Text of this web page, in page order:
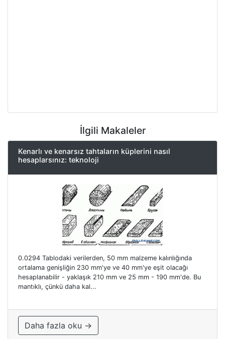
İlgili Makaleler
Kenarlı ve kenarsız tahtaların küplerini nasıl
hesaplarsınız: teknoloji
0.0294 Tablodaki verilerden, 50 mm malzeme kalınlığında
ortalama genişliğin 230 mm'ye ve 40 mm'ye eşit olacağı
hesaplanabilir - yaklaşık 210 mm ve 25 mm - 190 mm'de. Bu
mantıklı, çünkü daha kal...
Daha fazla oku →